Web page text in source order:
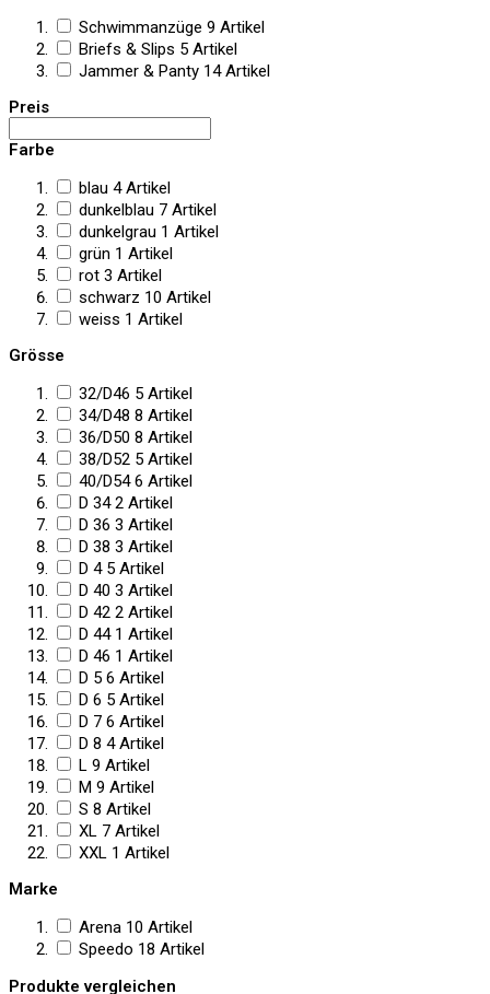
Schwimmanzüge 9 Artikel
Briefs & Slips 5 Artikel
Jammer & Panty 14Artikel
Preis
Farbe
blau 4Artikel
dunkelblau 7 Artikel
dunkelgrau 1 Artikel
grün 1 Artikel
rot 3 Artikel
schwarz 10 Artikel
weiss 1 Artikel
Grösse
32/D46 5 Artikel
34/D48 8 Artikel
36/D50 8 Artikel
38/D52 5 Artikel
40/D54 6 Artikel
D 34 2 Artikel
D 36 3 Artikel
D 38 3 Artikel
D 4 5 Artikel
D 40 3 Artikel
D 42 2 Artikel
D 44 1 Artikel
D 46 1 Artikel
D 5 6 Artikel
D 6 5 Artikel
D 7 6 Artikel
D 8 4Artikel
L 9 Artikel
M 9 Artikel
S 8 Artikel
XL 7 Artikel
XXL 1 Artikel
Marke
Arena 10 Artikel
Speedo 18 Artikel
Produkte vergleichen